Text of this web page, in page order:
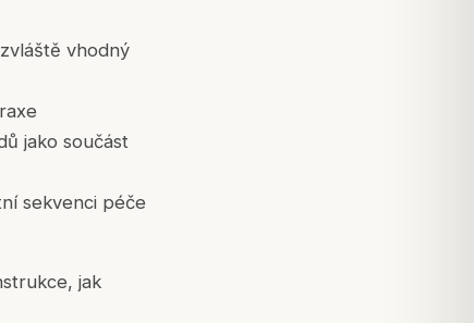
vhodný
jako součást
sekvenci péče
jak